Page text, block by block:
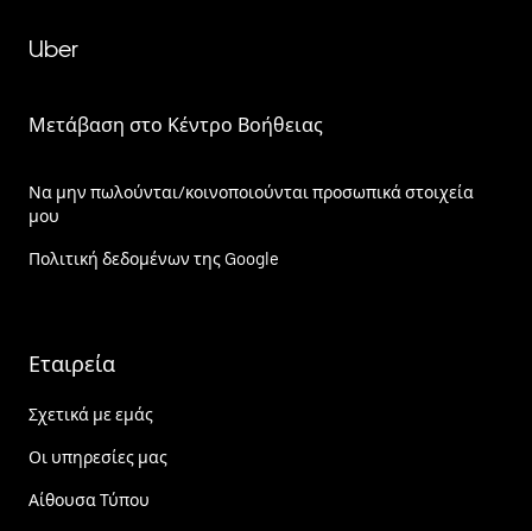
Uber
Μετάβαση στο Κέντρο Βοήθειας
Να μην πωλούνται/κοινοποιούνται προσωπικά στοιχεία
μου
Πολιτική δεδομένων της Google
Εταιρεία
Σχετικά με εμάς
Οι υπηρεσίες μας
Αίθουσα Τύπου